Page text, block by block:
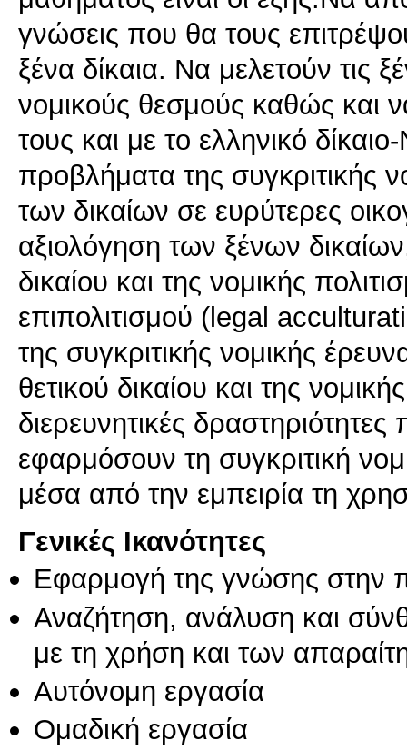
γνώσεις που θα τους
ξένα δίκαια. Να μελετούν τις
νομικούς θεσμούς καθώς και
τους και με το ελληνικό
προβλήματα της συγκριτικής
των δικαίων σε ευρύτερες
αξιολόγηση των ξένων
δικαίου και της νομικής
επιπολιτισμού (legal
της συγκριτικής νομικής
θετικού δικαίου και της
διερευνητικές
εφαρμόσουν τη συγκριτική
μέσα από την εμπειρία τη
Γενικές Ικανότητες
Εφαρμογή της γνώσης στην
Αναζήτηση, ανάλυση και
με τη χρήση και των
Αυτόνομη εργασία
Ομαδική εργασία